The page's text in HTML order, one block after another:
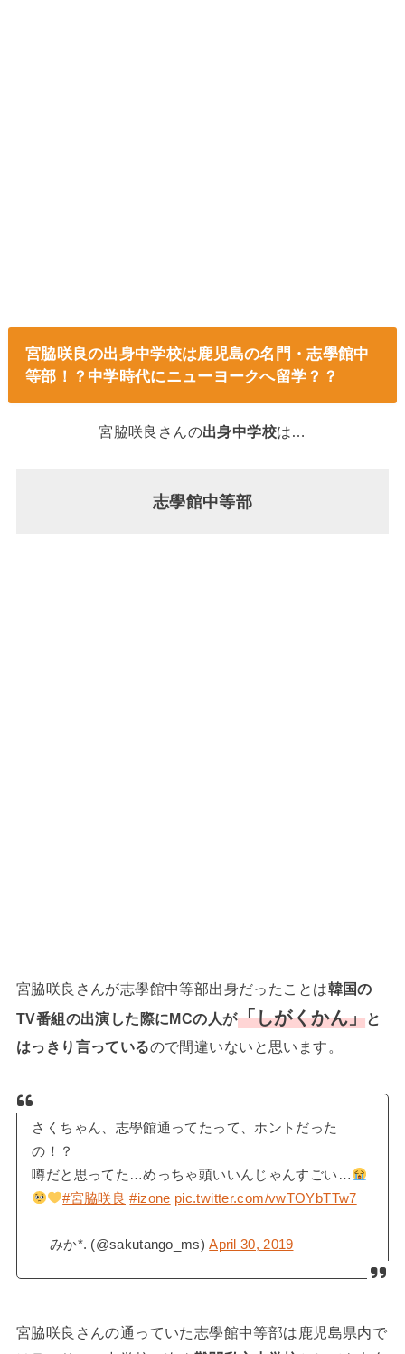
宮脇咲良の出身中学校は鹿児島の名門・志學館中
等部！？中学時代にニューヨークへ留学？？
宮脇咲良さんの出身中学校は…
志學館中等部
宮脇咲良さんが志學館中等部出身だったことは韓国の
TV番組の出演した際にMCの人が「しがくかん」と
はっきり言っているので間違いないと思います。
さくちゃん、志學館通ってたって、ホントだった
の！？
噂だと思ってた…めっちゃ頭いいんじゃんすごい…
#宮脇咲良 #izone pic.twitter.com/vwTOYbTTw7
— みか*. (@sakutango_ms)April 30, 2019
宮脇咲良さんの通っていた志學館中等部は鹿児島県内で